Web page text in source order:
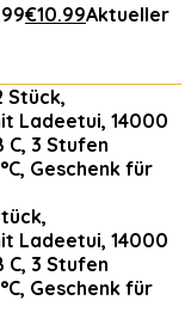
€10.99Aktueller
Ladeetui, 14000
C, 3 Stufen
Geschenk für